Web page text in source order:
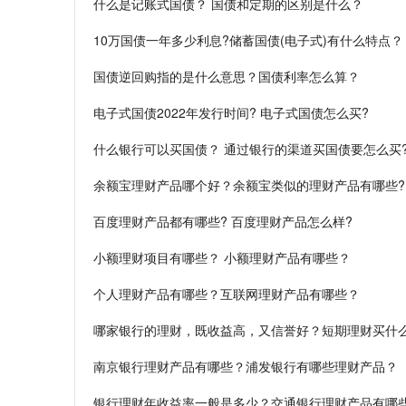
什么是记账式国债？ 国债和定期的区别是什么？
10万国债一年多少利息?储蓄国债(电子式)有什么特点？
国债逆回购指的是什么意思？国债利率怎么算？
电子式国债2022年发行时间? 电子式国债怎么买?
什么银行可以买国债？ 通过银行的渠道买国债要怎么买
余额宝理财产品哪个好？余额宝类似的理财产品有哪些?
百度理财产品都有哪些? 百度理财产品怎么样?
小额理财项目有哪些？ 小额理财产品有哪些？
个人理财产品有哪些？互联网理财产品有哪些？
哪家银行的理财，既收益高，又信誉好？短期理财买什
南京银行理财产品有哪些？浦发银行有哪些理财产品？
银行理财年收益率一般是多少？交通银行理财产品有哪